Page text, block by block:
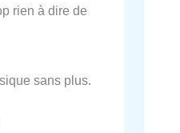
rien à dire de
sans plus.